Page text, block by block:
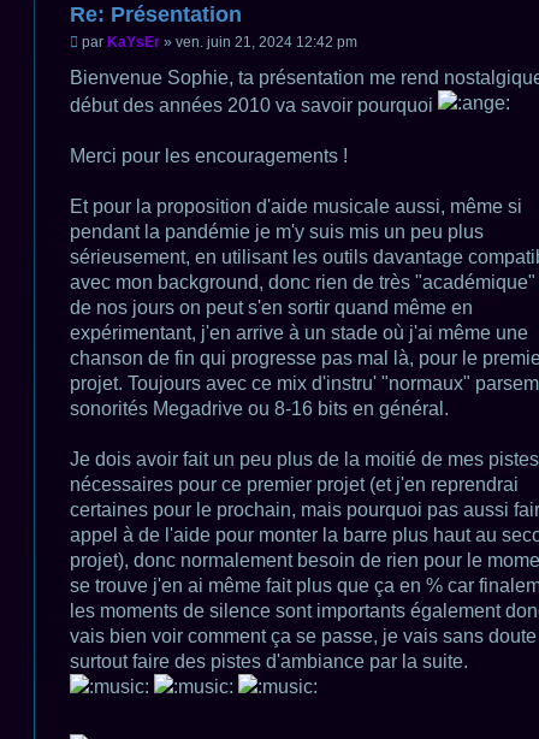
Re: Présentation
M
s
a
n
l
u
par KaYsEr » ven. juin 21, 2024 12:42 pm
Bienvenue Sophie, ta présentation me rend
début des années 2010 va savoir pourquoi
Merci pour les encouragements !
Et pour la proposition d'aide musicale aussi, même si
pendant la pandémie je m'y suis mis un peu plus
sérieusement, en utilisant les outils davantage
avec mon background, donc rien de très
de nos jours on peut s'en sortir quand même en
expérimentant, j'en arrive à un stade où j'ai même une
chanson de fin qui progresse pas mal là, pour le
projet. Toujours avec ce mix d'instru' "normaux"
sonorités Megadrive ou 8-16 bits en général.
Je dois avoir fait un peu plus de la moitié de mes pistes
nécessaires pour ce premier projet (et j'en reprendrai
certaines pour le prochain, mais pourquoi pas aussi
appel à de l'aide pour monter la barre plus haut au
projet), donc normalement besoin de rien pour le
se trouve j'en ai même fait plus que ça en % car
les moments de silence sont importants également
vais bien voir comment ça se passe, je vais sans doute
surtout faire des pistes d'ambiance par la suite.